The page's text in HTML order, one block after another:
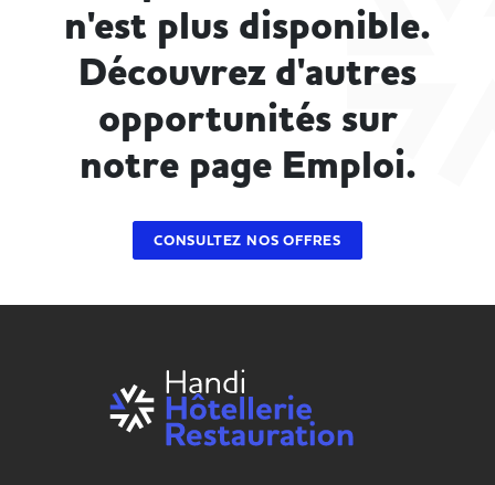
n'est plus disponible.
Découvrez d'autres
opportunités sur
notre page Emploi.
CONSULTEZ NOS OFFRES